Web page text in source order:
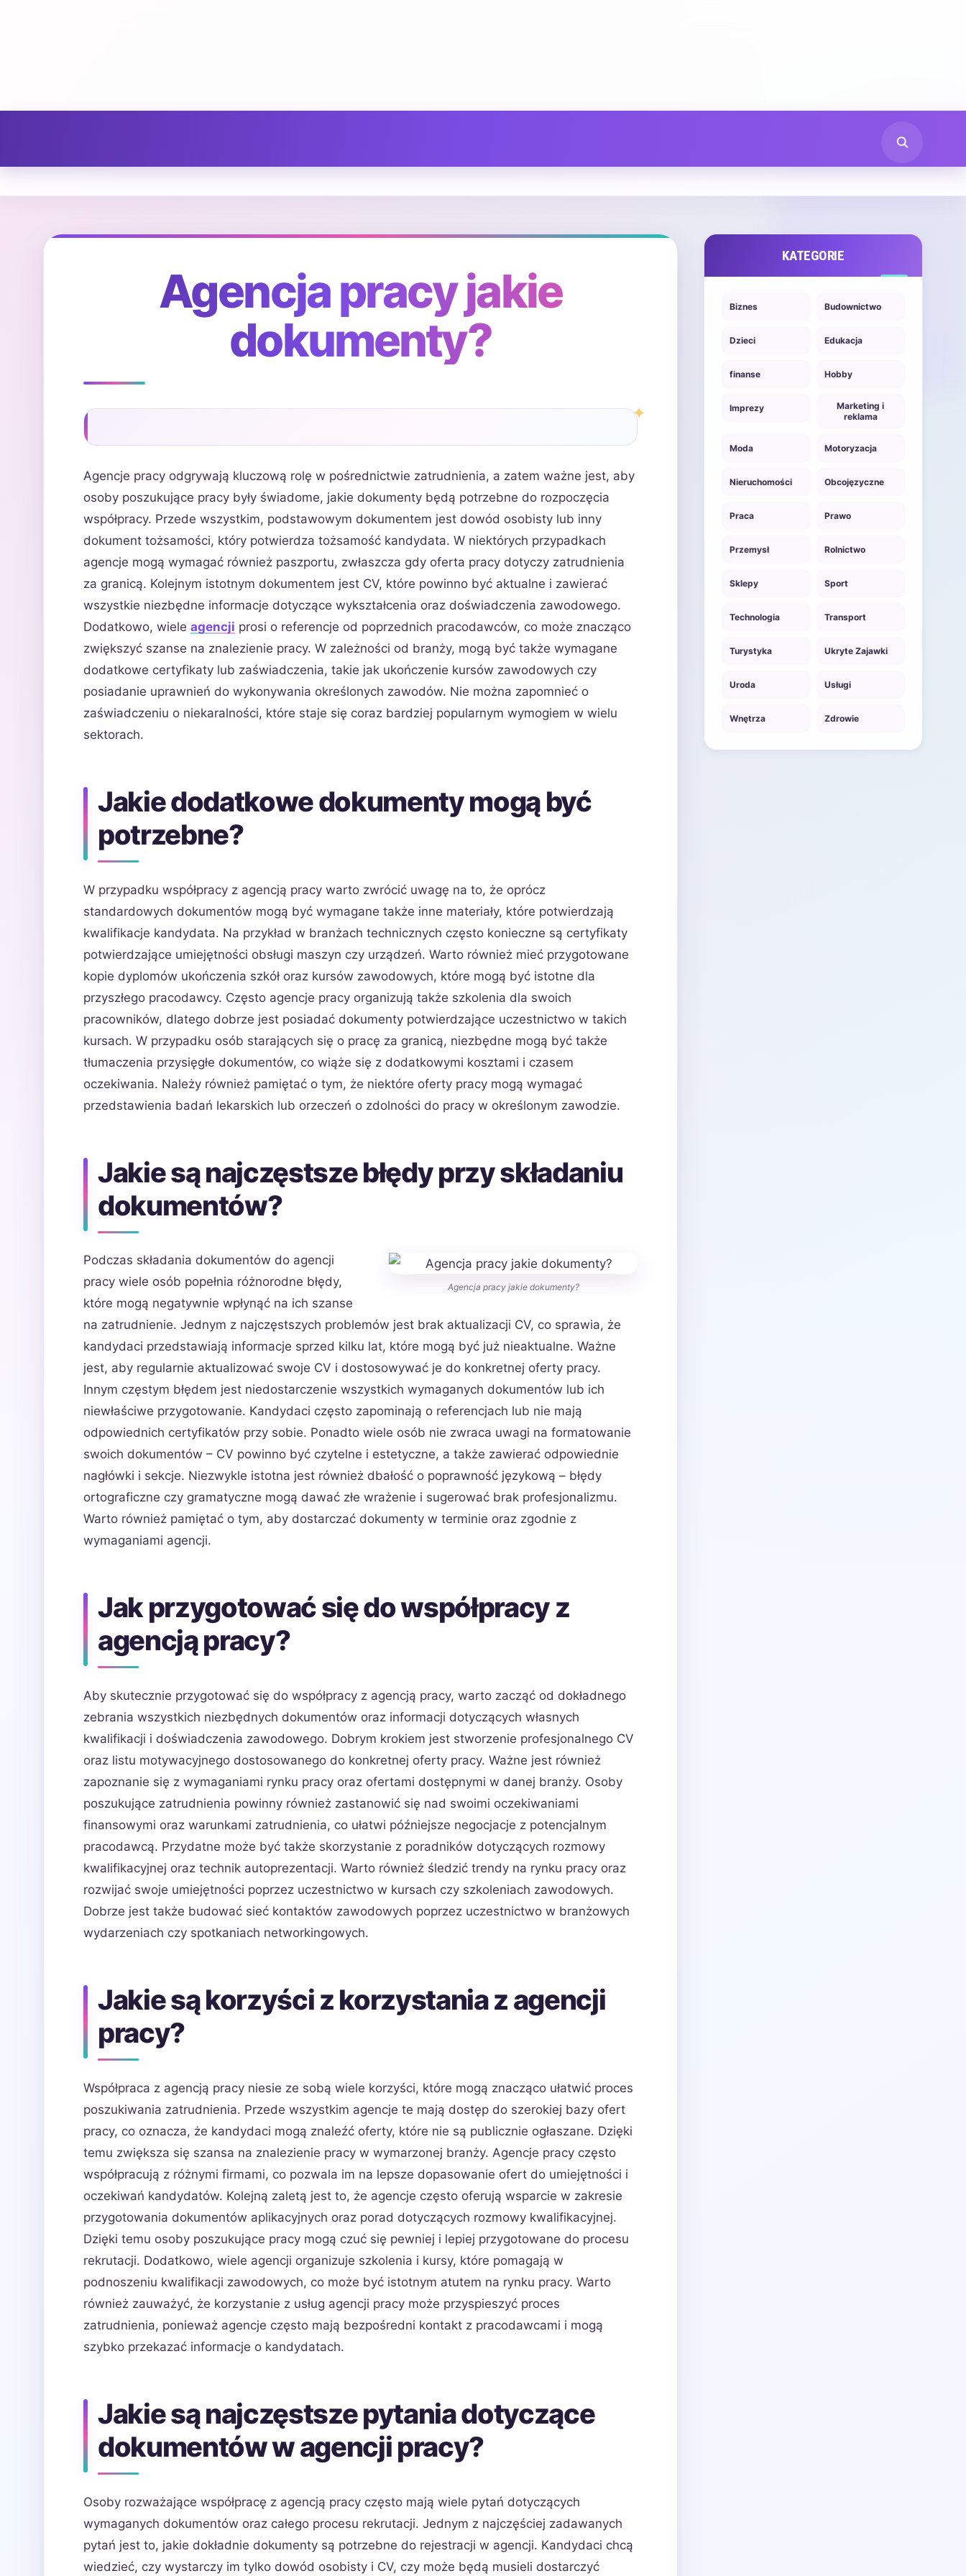
Agencja pracy jakie
dokumenty?
Agencje pracy odgrywają kluczową rolę w pośrednictwie zatrudnienia, a zatem ważne jest, aby
osoby poszukujące pracy były świadome, jakie dokumenty będą potrzebne do rozpoczęcia
współpracy. Przede wszystkim, podstawowym dokumentem jest dowód osobisty lub inny
dokument tożsamości, który potwierdza tożsamość kandydata. W niektórych przypadkach
agencje mogą wymagać również paszportu, zwłaszcza gdy oferta pracy dotyczy zatrudnienia
za granicą. Kolejnym istotnym dokumentem jest CV, które powinno być aktualne i zawierać
wszystkie niezbędne informacje dotyczące wykształcenia oraz doświadczenia zawodowego.
Dodatkowo, wiele agencji prosi o referencje od poprzednich pracodawców, co może znacząco
zwiększyć szanse na znalezienie pracy. W zależności od branży, mogą być także wymagane
dodatkowe certyfikaty lub zaświadczenia, takie jak ukończenie kursów zawodowych czy
posiadanie uprawnień do wykonywania określonych zawodów. Nie można zapomnieć o
zaświadczeniu o niekaralności, które staje się coraz bardziej popularnym wymogiem w wielu
sektorach.
Jakie dodatkowe dokumenty mogą być
potrzebne?
W przypadku współpracy z agencją pracy warto zwrócić uwagę na to, że oprócz
standardowych dokumentów mogą być wymagane także inne materiały, które potwierdzają
kwalifikacje kandydata. Na przykład w branżach technicznych często konieczne są certyfikaty
potwierdzające umiejętności obsługi maszyn czy urządzeń. Warto również mieć przygotowane
kopie dyplomów ukończenia szkół oraz kursów zawodowych, które mogą być istotne dla
przyszłego pracodawcy. Często agencje pracy organizują także szkolenia dla swoich
pracowników, dlatego dobrze jest posiadać dokumenty potwierdzające uczestnictwo w takich
kursach. W przypadku osób starających się o pracę za granicą, niezbędne mogą być także
tłumaczenia przysięgłe dokumentów, co wiąże się z dodatkowymi kosztami i czasem
oczekiwania. Należy również pamiętać o tym, że niektóre oferty pracy mogą wymagać
przedstawienia badań lekarskich lub orzeczeń o zdolności do pracy w określonym zawodzie.
Jakie są najczęstsze błędy przy składaniu
dokumentów?
Agencja pracy jakie dokumenty?
Podczas składania dokumentów do agencji
pracy wiele osób popełnia różnorodne błędy,
które mogą negatywnie wpłynąć na ich szanse
na zatrudnienie. Jednym z najczęstszych problemów jest brak aktualizacji CV, co sprawia, że
kandydaci przedstawiają informacje sprzed kilku lat, które mogą być już nieaktualne. Ważne
jest, aby regularnie aktualizować swoje CV i dostosowywać je do konkretnej oferty pracy.
Innym częstym błędem jest niedostarczenie wszystkich wymaganych dokumentów lub ich
niewłaściwe przygotowanie. Kandydaci często zapominają o referencjach lub nie mają
odpowiednich certyfikatów przy sobie. Ponadto wiele osób nie zwraca uwagi na formatowanie
swoich dokumentów – CV powinno być czytelne i estetyczne, a także zawierać odpowiednie
nagłówki i sekcje. Niezwykle istotna jest również dbałość o poprawność językową – błędy
ortograficzne czy gramatyczne mogą dawać złe wrażenie i sugerować brak profesjonalizmu.
Warto również pamiętać o tym, aby dostarczać dokumenty w terminie oraz zgodnie z
wymaganiami agencji.
Jak przygotować się do współpracy z
agencją pracy?
Aby skutecznie przygotować się do współpracy z agencją pracy, warto zacząć od dokładnego
zebrania wszystkich niezbędnych dokumentów oraz informacji dotyczących własnych
kwalifikacji i doświadczenia zawodowego. Dobrym krokiem jest stworzenie profesjonalnego CV
oraz listu motywacyjnego dostosowanego do konkretnej oferty pracy. Ważne jest również
zapoznanie się z wymaganiami rynku pracy oraz ofertami dostępnymi w danej branży. Osoby
poszukujące zatrudnienia powinny również zastanowić się nad swoimi oczekiwaniami
finansowymi oraz warunkami zatrudnienia, co ułatwi późniejsze negocjacje z potencjalnym
pracodawcą. Przydatne może być także skorzystanie z poradników dotyczących rozmowy
kwalifikacyjnej oraz technik autoprezentacji. Warto również śledzić trendy na rynku pracy oraz
rozwijać swoje umiejętności poprzez uczestnictwo w kursach czy szkoleniach zawodowych.
Dobrze jest także budować sieć kontaktów zawodowych poprzez uczestnictwo w branżowych
wydarzeniach czy spotkaniach networkingowych.
Jakie są korzyści z korzystania z agencji
pracy?
Współpraca z agencją pracy niesie ze sobą wiele korzyści, które mogą znacząco ułatwić proces
poszukiwania zatrudnienia. Przede wszystkim agencje te mają dostęp do szerokiej bazy ofert
pracy, co oznacza, że kandydaci mogą znaleźć oferty, które nie są publicznie ogłaszane. Dzięki
temu zwiększa się szansa na znalezienie pracy w wymarzonej branży. Agencje pracy często
współpracują z różnymi firmami, co pozwala im na lepsze dopasowanie ofert do umiejętności i
oczekiwań kandydatów. Kolejną zaletą jest to, że agencje często oferują wsparcie w zakresie
przygotowania dokumentów aplikacyjnych oraz porad dotyczących rozmowy kwalifikacyjnej.
Dzięki temu osoby poszukujące pracy mogą czuć się pewniej i lepiej przygotowane do procesu
rekrutacji. Dodatkowo, wiele agencji organizuje szkolenia i kursy, które pomagają w
podnoszeniu kwalifikacji zawodowych, co może być istotnym atutem na rynku pracy. Warto
również zauważyć, że korzystanie z usług agencji pracy może przyspieszyć proces
zatrudnienia, ponieważ agencje często mają bezpośredni kontakt z pracodawcami i mogą
szybko przekazać informacje o kandydatach.
Jakie są najczęstsze pytania dotyczące
dokumentów w agencji pracy?
Osoby rozważające współpracę z agencją pracy często mają wiele pytań dotyczących
wymaganych dokumentów oraz całego procesu rekrutacji. Jednym z najczęściej zadawanych
pytań jest to, jakie dokładnie dokumenty są potrzebne do rejestracji w agencji. Kandydaci chcą
wiedzieć, czy wystarczy im tylko dowód osobisty i CV, czy może będą musieli dostarczyć
KATEGORIE
Biznes Budownictwo
Dzieci Edukacja
finanse Hobby
Imprezy
Marketing i
reklama
Moda Motoryzacja
Nieruchomości Obcojęzyczne
Praca Prawo
Przemysł Rolnictwo
Sklepy Sport
Technologia Transport
Turystyka Ukryte Zajawki
Uroda Usługi
Wnętrza Zdrowie